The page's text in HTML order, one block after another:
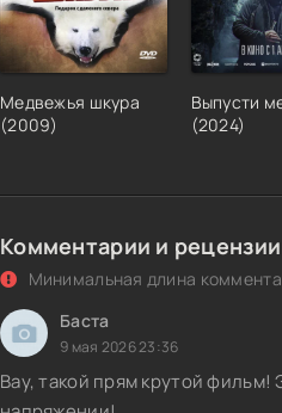
Медвежья шкура
(2009)
Выпусти
(2024)
Комментарии и рецензии
Минимальная длина
Баста
9 мая 2026 23:36
Вау, такой прям крутой